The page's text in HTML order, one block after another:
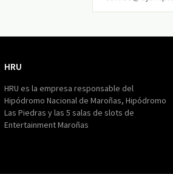
HRU
HRU es la empresa responsable del
Hipódromo Nacional de Maroñas, Hipódromo
Las Piedras y las 5 salas de slots de
Entertainment Maroñas